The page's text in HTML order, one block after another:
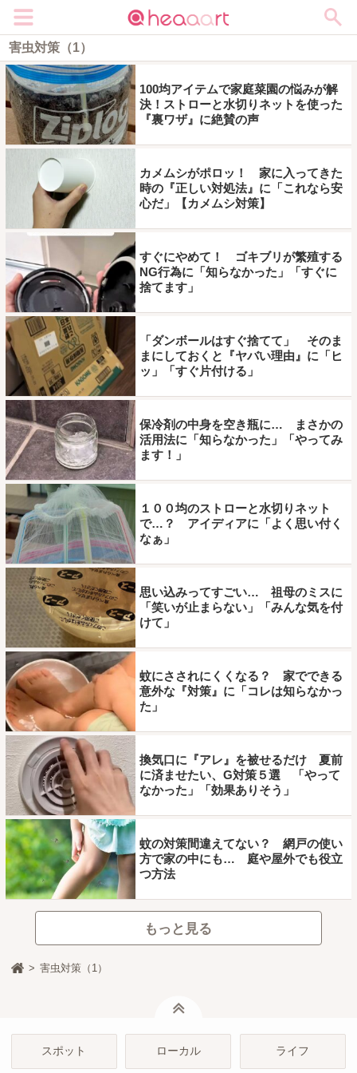
害虫対策（1）
100均アイテムで家庭菜園の悩みが解
決！ストローと水切りネットを使った
『裏ワザ』に絶賛の声
カメムシがポロッ！ 家に入ってきた
時の『正しい対処法』に「これなら安
心だ」【カメムシ対策】
すぐにやめて！ ゴキブリが繁殖する
NG行為に「知らなかった」「すぐに
捨てます」
「ダンボールはすぐ捨てて」 そのま
まにしておくと『ヤバい理由』に「ヒ
ッ」「すぐ片付ける」
保冷剤の中身を空き瓶に… まさかの
活用法に「知らなかった」「やってみ
ます！」
１００均のストローと水切りネット
で…？ アイディアに「よく思い付く
なぁ」
思い込みってすごい… 祖母のミスに
「笑いが止まらない」「みんな気を付
けて」
蚊にさされにくくなる？ 家でできる
意外な『対策』に「コレは知らなかっ
た」
換気口に『アレ』を被せるだけ 夏前
に済ませたい、G対策５選 「やって
なかった」「効果ありそう」
蚊の対策間違えてない？ 網戸の使い
方で家の中にも… 庭や屋外でも役立
つ方法
もっと見る
害虫対策（1）
スポット ローカル ライフ